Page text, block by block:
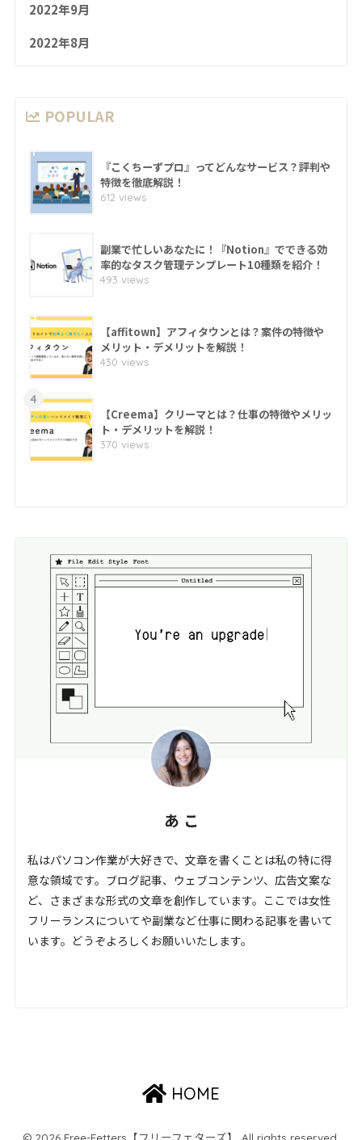
2022年9月
2022年8月
POPULAR
1
『こくちーずプロ』ってどんなサービス？評判や
特徴を徹底解説！
612 views
副業で忙しいあなたに！『Notion』でできる効
率的なタスク管理テンプレート10種類を紹介！
493 views
3
【affitown】アフィタウンとは？案件の特徴や
メリット・デメリットを解説！
430 views
4
【Creema】クリーマとは？仕事の特徴やメリッ
ト・デメリットを解説！
370 views
あ こ
私はパソコン作業が大好きで、文章を書くことは私の特に得
意な領域です。ブログ記事、ウェブコンテンツ、広告文案な
ど、さまざまな形式の文章を創作しています。ここでは女性
フリーランスについてや副業など仕事に関わる記事を書いて
います。どうぞよろしくお願いいたします。
HOME
© 2026 Free-Fetters【フリーフェターズ】 All rights reserved.